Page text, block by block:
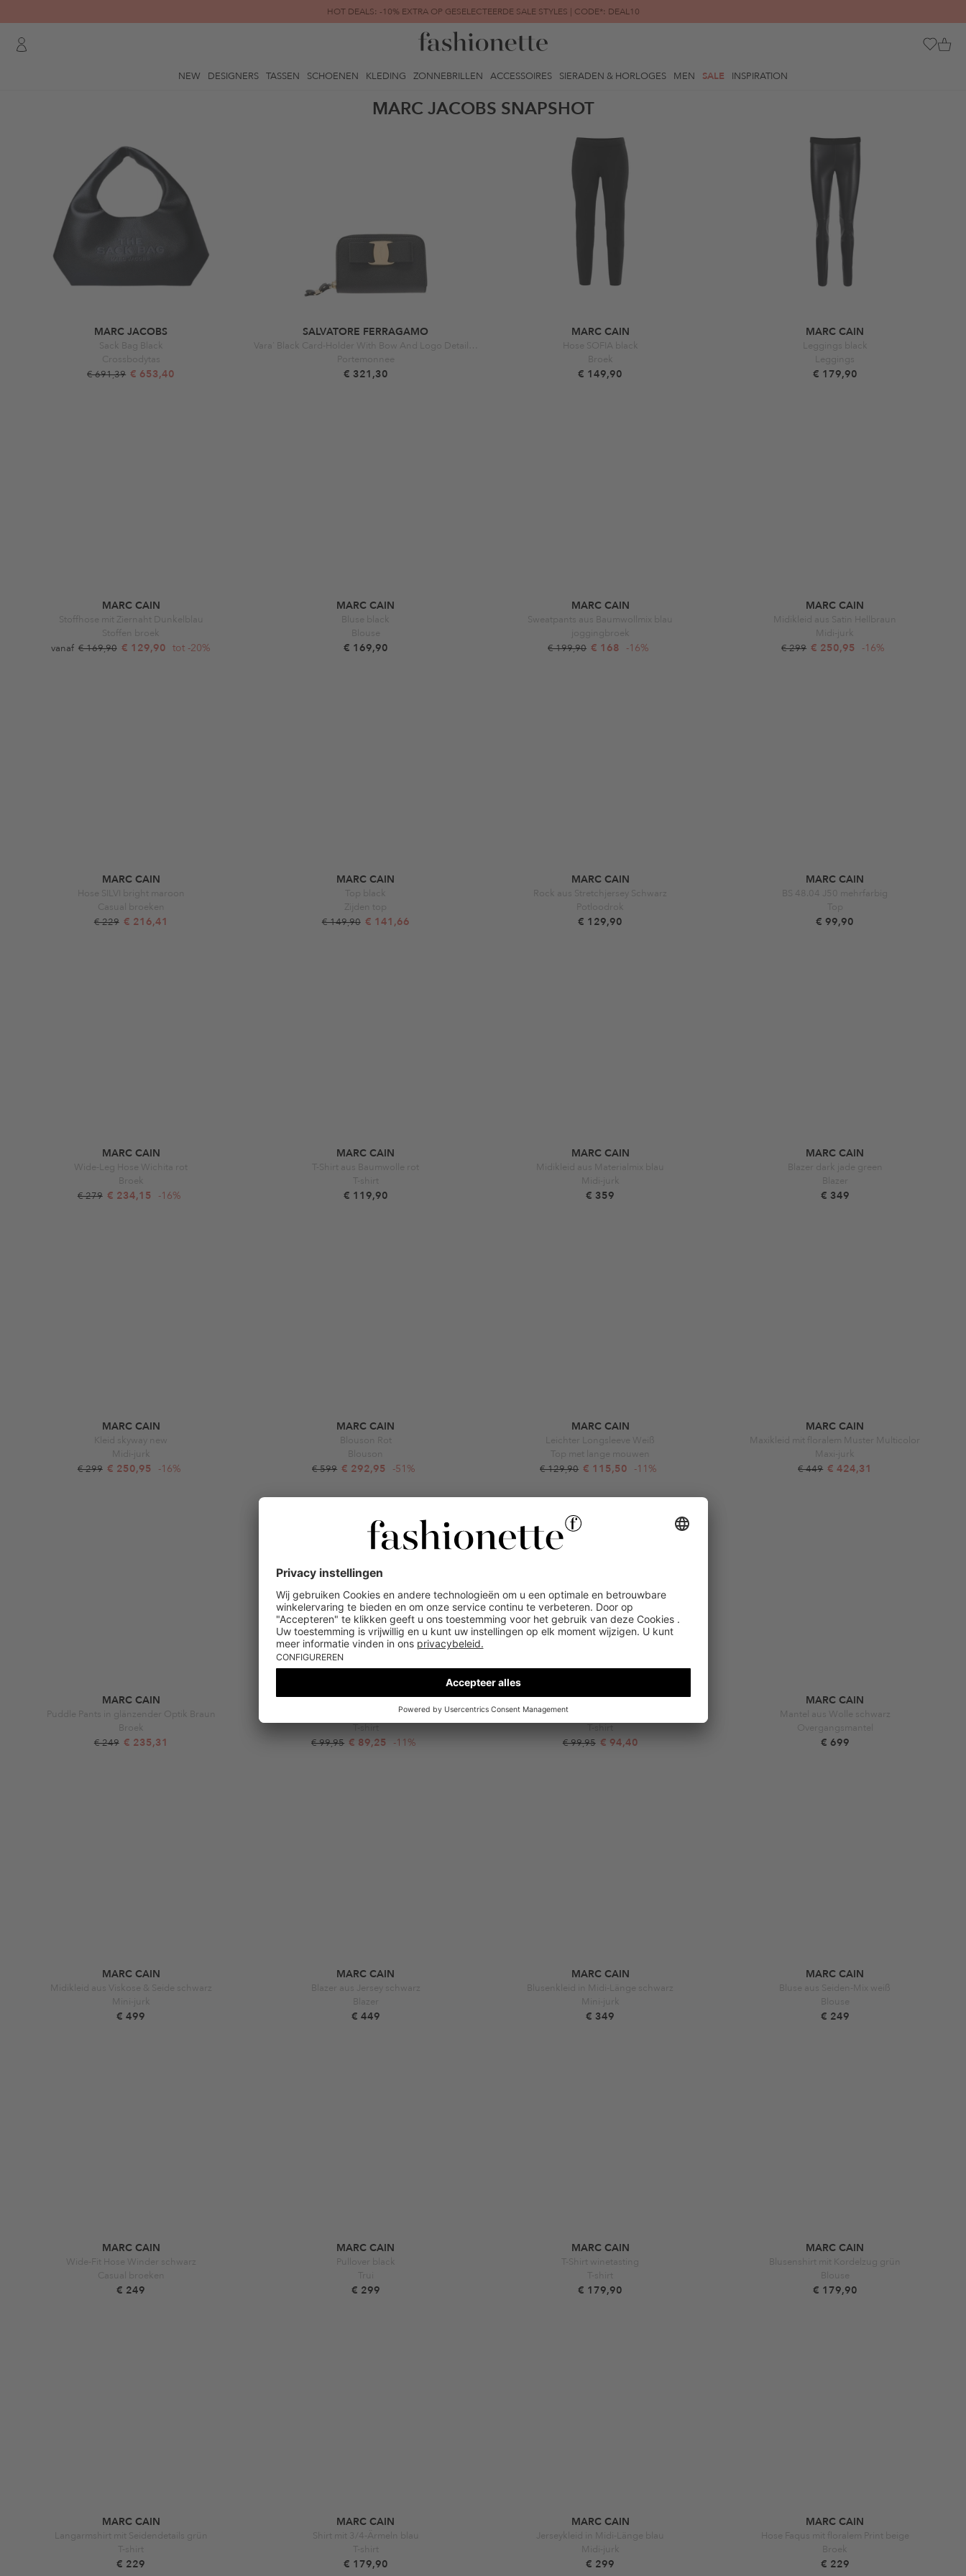
HOT DEALS: -10% EXTRA OP GESELECTEERDE SALE STYLES | CODE*: DEAL10
FINAL SALE | TOT -80% GEREDUCEERD
NEW DESIGNERS TASSEN SCHOENEN KLEDING ZONNEBRILLEN ACCESSOIRES SIERADEN & HORLOGES MEN SALE INSPIRATION
MARC JACOBS SNAPSHOT
MARC JACOBS
Sack Bag Black
Crossbodytas
€ 691,39 € 653,40
SALVATORE FERRAGAMO
Portemonnee
€ 321,30
MARC CAIN
Hose SOFIA black
Broek
€ 149,90
MARC CAIN
Leggings black
Leggings
€ 179,90
MARC CAIN
Stoffhose mit Ziernaht Dunkelblau
Stoffen broek
vanaf € 169,90 € 129,90 tot -20%
MARC CAIN
Bluse black
Blouse
€ 169,90
MARC CAIN
Sweatpants aus Baumwollmix blau
joggingbroek
€ 199,90 € 168 -16%
MARC CAIN
Midikleid aus Satin Hellbraun
Midi-jurk
€ 299 € 250,95 -16%
MARC CAIN
Hose SILVI bright maroon
Casual broeken
€ 229 € 216,41
MARC CAIN
Top black
Zijden top
€ 149,90 € 141,66
MARC CAIN
Rock aus Stretchjersey Schwarz
Potloodrok
€ 129,90
MARC CAIN
BS 48.04 J50 mehrfarbig
Top
€ 99,90
MARC CAIN
Wide-Leg Hose Wichita rot
Broek
€ 279 € 234,15 -16%
MARC CAIN
T-Shirt aus Baumwolle rot
T-shirt
€ 119,90
MARC CAIN
Midikleid aus Materialmix blau
Midi-jurk
€ 359
MARC CAIN
Blazer dark jade green
Blazer
€ 349
MARC CAIN
Kleid skyway new
Midi-jurk
€ 299 € 250,95 -16%
MARC CAIN
Blouson Rot
Blouson
€ 599 € 292,95 -51%
MARC CAIN
Leichter Longsleeve Weiß
Top met lange mouwen
€ 129,90 € 115,50 -11%
MARC CAIN
Maxikleid mit floralem Muster Multicolor
Maxi-jurk
€ 449 € 424,31
MARC CAIN
Puddle Pants in glänzender Optik Braun
Broek
€ 249 € 235,31
MARC CAIN
T-Shirt mehrfarbig
T-shirt
€ 99,95 € 89,25 -11%
MARC CAIN
T-shirt
€ 99,95 € 94,40
MARC CAIN
Mantel aus Wolle schwarz
Overgangsmantel
€ 699
MARC CAIN
Midikleid aus Viskose & Seide schwarz
Mini-jurk
€ 499
MARC CAIN
Blazer aus Jersey schwarz
Blazer
€ 449
MARC CAIN
Blusenkleid in Midi-Länge schwarz
Mini-jurk
€ 349
MARC CAIN
Bluse aus Seiden-Mix weiß
Blouse
€ 249
MARC CAIN
Wide-Fit Hose Winder schwarz
Casual broeken
€ 249
MARC CAIN
Pullover black
Trui
€ 299
MARC CAIN
T-Shirt winetasting
T-shirt
€ 179,90
MARC CAIN
Blusenshirt mit Kordelzug grün
Blouse
€ 179,90
MARC CAIN
Langarmshirt mit Seidendetails grün
T-shirt
€ 229
MARC CAIN
Shirt mit 3/4-Ärmeln blau
T-shirt
€ 179,90
MARC CAIN
Jerseykleid in Midi-Länge blau
Midi-jurk
€ 299
MARC CAIN
Hose Faqus mit floralem Print beige
Broek
€ 229